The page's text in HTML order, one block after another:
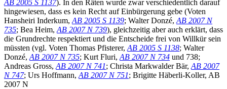
AB 2005 S 1137). In den Räten wurde zwar verschiedentlich darauf
hingewiesen, dass es kein Recht auf Einbürgerung gebe (Voten
Hansheiri Inderkum, AB 2005 S 1139; Walter Donzé, AB 2007 N
735; Bea Heim, AB 2007 N 739), gleichzeitig aber auch erklärt, dass
die Grundrechte respektiert und die Entscheide frei von Willkür sein
müssten (vgl. Voten Thomas Pfisterer, AB 2005 S 1138; Walter
Donzé, AB 2007 N 735; Kurt Fluri, AB 2007 N 734 und 738;
Andreas Gross, AB 2007 N 741; Christa Markwalder Bär, AB 2007
N 747; Urs Hoffmann, AB 2007 N 751; Brigitte Häberli-Koller, AB
2007 N